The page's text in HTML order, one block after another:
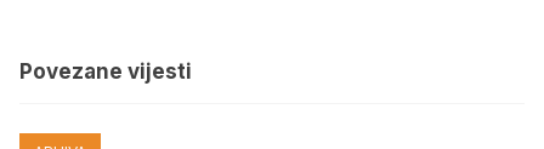
Povezane vijesti